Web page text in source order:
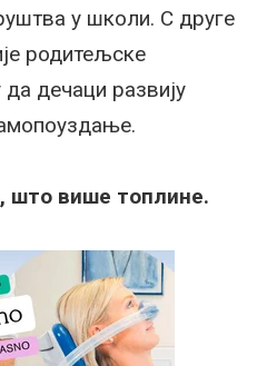
у школи. С друге
родитељске
да дечаци развију
више топлине.